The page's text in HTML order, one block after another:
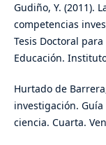
Gudiño, Y. (2011).
competencias
Tesis Doctoral
Educación.
Hurtado de
investigación.
ciencia. Cuarta.